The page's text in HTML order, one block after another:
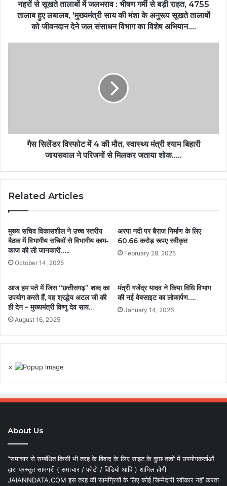
नहरों से सूखते तालाबों में जलभराव : भीषण गर्मी से बड़ी राहत, 4755
तालाब हुए लबालब, ’मुख्यमंत्री साय की मंशा के अनुरूप सूखते तालाबों
को जीवनदान देने जल संसाधन विभाग का विशेष अभियान….
गैस सिलेंडर विस्फोट में 4 की मौत, स्वास्थ्य मंत्री श्याम बिहारी
जायसवाल ने परिजनों से मिलकर जताया शोक…..
Related Articles
मुख्य सचिव विकासशील ने उच्च स्तरीय
बैठक में विभागीय सचिवों से विभागीय काम-
काज की ली जानकारी…..
October 14, 2025
अरपा नदी पर बैराज निर्माण के लिए
60.66 करोड़ रूपए स्वीकृत
February 28, 2025
आज हम पते में जिस “छत्तीसगढ़” शब्द का
उपयोग करते हैं, वह श्रद्धेय अटल जी की
ही देन – मुख्यमंत्री विष्णु देव साय…
August 16, 2025
मंत्री गजेंद्र यादव ने किया विधि विभाग
की नई वेबसाइट का लोकार्पण….
January 14, 2026
×
About Us
“समाचार से सम्बंधित किसी भी तरह के विवाद के लिए साइट के कुछ तत्वों में उपयोगकर्ताओं
द्वारा प्रस्तुत सामग्री ( समाचार / फोटो / विडियो आदि ) शामिल होगी
JAIANNDATA.COM इस तरह की सामग्रियों के लिए कोई जिम्मेदारी स्वीकार नहीं करता